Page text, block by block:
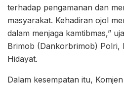
terhadap pengamanan dan
masyarakat. Kehadiran ojol
dalam menjaga kamtibmas,”
Brimob (Dankorbrimob) Polri,
Hidayat.
Dalam kesempatan itu,